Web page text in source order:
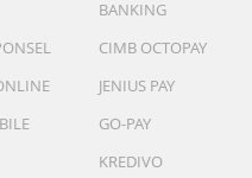
MP + 10 MP +50 MP
Ya
X 4320) l @24fps
BANKING
CIMB OCTOPAY
JENIUS PAY
GO-PAY
KREDIVO